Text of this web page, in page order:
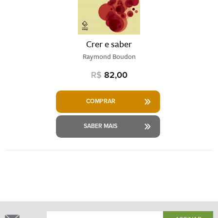
Crer e saber
Raymond Boudon
R$ 82,00
COMPRAR
SABER MAIS